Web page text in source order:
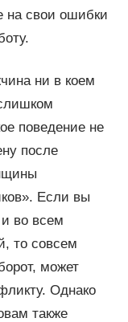
на свои ошибки
ни в коем
поведение не
после
Если вы
и во всем
то совсем
может
Однако
также